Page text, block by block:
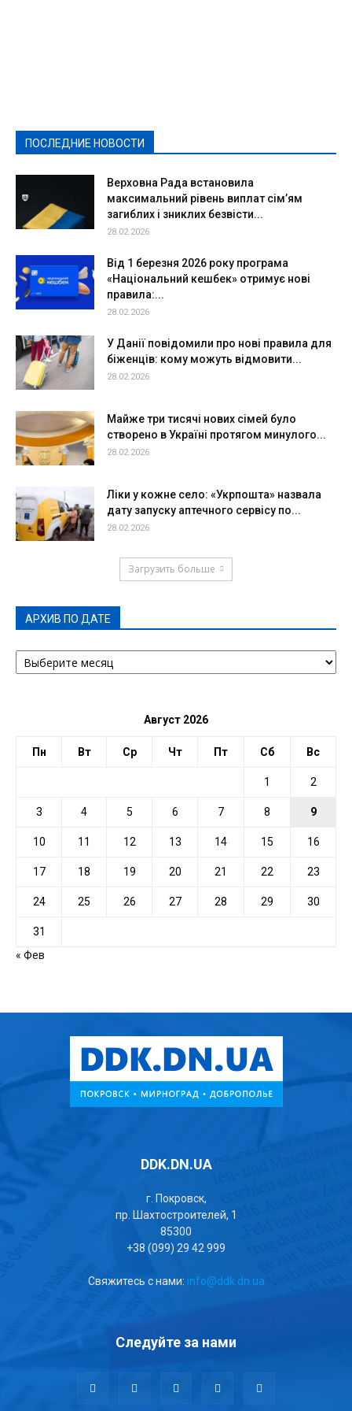
ПОСЛЕДНИЕ НОВОСТИ
Верховна Рада встановила
максимальний рівень виплат сім’ям
загиблих і зниклих безвісти...
28.02.2026
Від 1 березня 2026 року програма
«Національний кешбек» отримує нові
правила:...
28.02.2026
У Данії повідомили про нові правила для
біженців: кому можуть відмовити...
28.02.2026
Майже три тисячі нових сімей було
створено в Україні протягом минулого...
28.02.2026
Ліки у кожне село: «Укрпошта» назвала
дату запуску аптечного сервісу по...
28.02.2026
Загрузить больше
АРХИВ ПО ДАТЕ
АРХИВ
ПО
Август 2026
Пн Вт Ср Чт Пт Сб Вс
1 2
3 4 5 6 7 8 9
10 11 12 13 14 15 16
17 18 19 20 21 22 23
24 25 26 27 28 29 30
31
« Фев
DDK.DN.UA
г. Покровск,
пр. Шахтостроителей, 1
85300
+38 (099) 29 42 999
Свяжитесь с нами: info@ddk.dn.ua
Следуйте за нами